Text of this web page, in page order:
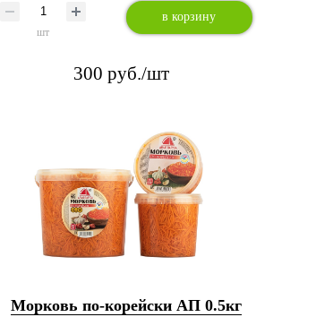
шт
в корзину
300 руб./шт
Морковь по-корейски АП 0.5кг